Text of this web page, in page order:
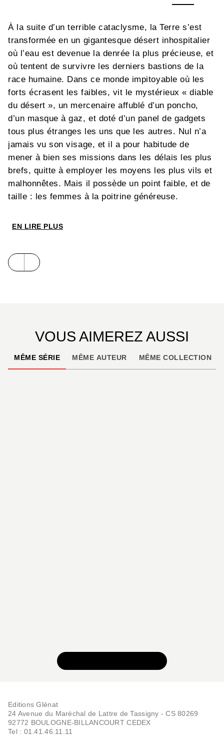
À la suite d’un terrible cataclysme, la Terre s’est
transformée en un gigantesque désert inhospitalier
où l’eau est devenue la denrée la plus précieuse, et
où tentent de survivre les derniers bastions de la
race humaine. Dans ce monde impitoyable où les
forts écrasent les faibles, vit le mystérieux « diable
du désert », un mercenaire affublé d’un poncho,
d’un masque à gaz, et doté d’un panel de gadgets
tous plus étranges les uns que les autres. Nul n’a
jamais vu son visage, et il a pour habitude de
mener à bien ses missions dans les délais les plus
brefs, quitte à employer les moyens les plus vils et
malhonnêtes. Mais il possède un point faible, et de
taille : les femmes à la poitrine généreuse.
Desert Punkest un délirant mélange de science-
servi par le trait fiévreux et énergique de
Masatoshi Usune
EN LIRE PLUS
VOUS AIMEREZ AUSSI
MÊME SÉRIE MÊME AUTEUR MÊME COLLECTION
Editions Glénat
24 Avenue du Maréchal de Lattre de Tassigny - CS 80269
92772 BOULOGNE-BILLANCOURT CEDEX
Tel : 01.41.46.11.11